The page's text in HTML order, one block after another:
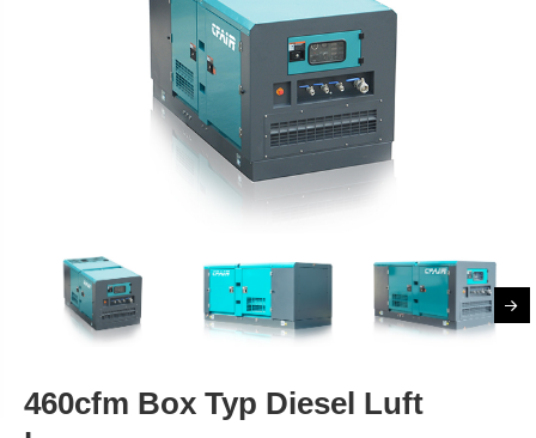
460cfm Box Typ Diesel Luft